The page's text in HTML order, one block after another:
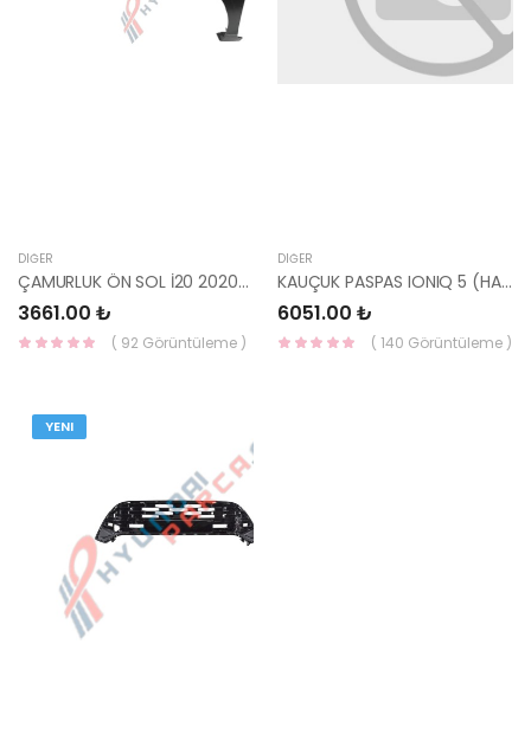
DIĞER
ÇAMURLUK ÖN SOL İ20 2020- DELİKSİZ 66311-Q0050-YS
3661.00 ₺
( 92 Görüntüleme )
DIĞER
KAUÇUK PASPAS IONIQ 5 (HAREKETLİ ÖN KONSOL) GI131ADE05 YS
6051.00 ₺
( 140 Görüntüleme )
YENI